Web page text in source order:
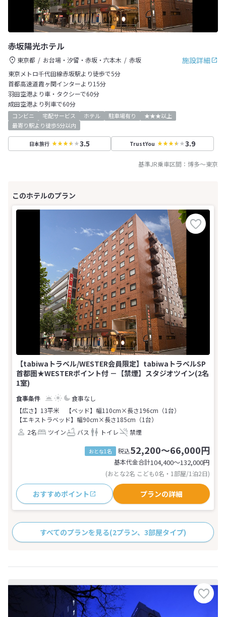
赤坂陽光ホテル
施設詳細
東京都 お台場・汐留・赤坂・六本木
赤坂
東京メトロ千代田線赤坂駅より徒歩で5分
首都高速道霞ヶ関インターより15分
羽田空港より車・タクシーで60分
成田空港より列車で60分
コンビニ 宅配サービス ホテル 駐車場有り
★★★以上
最寄り駅より徒歩5分以内
日本旅行 3.5 TrustYou 3.9
基準JR乗車区間： 博多～東京
【tabiwaトラベル/WESTER会員限定】tabiwaトラベルSP
首都圏★WESTERポイント付 －【禁煙】スタジオツイン(2名
1室)
食事なし
【広さ】13平米
【ベッド】幅110cm×長さ196cm（1台）
【エキストラベッド】幅90cm×長さ185cm（1台）
2名
ツイン バス トイレ 禁煙
おとな1名 税込52,200～66,000円
基本代金合計104,400〜132,000円
(おとな2名 こども0名・1部屋/1泊2日)
おすすめポイント プランの詳細
すべてのプランを見る(2プラン、3部屋タイプ)